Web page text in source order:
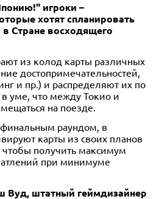
игроки –
хотят спланировать
Стране восходящего
из колод карты различных
достопримечательностей,
и пр.) и распределяют их по
уме, что между Токио и
на поезде.
финальным раундом, в
карты из своих планов
получить максимум
при минимуме
Вуд, штатный геймдизайнер